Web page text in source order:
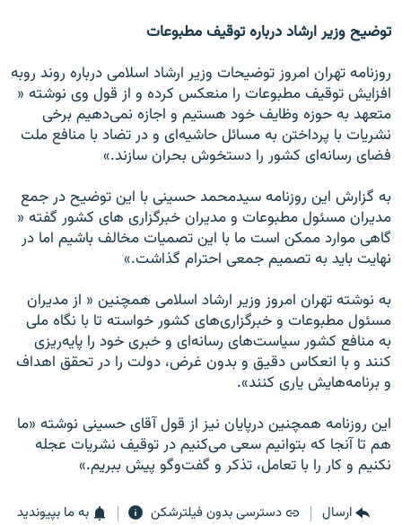
توضيح وزير ارشاد درباره توقيف مطبوعات
روزنامه تهران امروز توضيحات وزير ارشاد اسلامى درباره روند روبه
افزايش توقيف مطبوعات را منعكس كرده و از قول وى نوشته «
متعهد به حوزه وظايف خود هستيم و اجازه نمى‌دهيم برخى
نشريات با پرداختن به مسائل حاشيه‌اى و در تضاد با منافع ملت
فضاى رسانه‌اى كشور را دستخوش بحران سازند.»
به گزارش اين روزنامه سيدمحمد حسينى با اين توضيح در جمع
مديران مسئول مطبوعات و مديران خبرگزارى هاى كشور گفته «
گاهى موارد ممكن است ما با اين تصميات مخالف باشيم اما در
نهايت بايد به تصميم جمعى احترام گذاشت.»
به نوشته تهران امروز وزير ارشاد اسلامى همچنين « از مديران
مسئول مطبوعات و خبرگزارى‌هاى كشور خواسته تا با نگاه ملى
به منافع كشور سياست‌هاى رسانه‌اى و خبرى خود را پايه‌ريزى
كنند و با انعكاس دقيق و بدون غرض، دولت را در تحقق اهداف
و برنامه‌هايش يارى كنند».
اين روزنامه همچنين درپايان نيز از قول آقاى حسينى نوشته «ما
هم تا آنجا كه بتوانيم سعى مى‌كنيم در توقيف نشريات عجله
نكنيم و كار را با تعامل، تذكر و گفت‌وگو پيش ببريم.»
ارسال دسترسی بدون فیلترشکن به ما بپیوندید